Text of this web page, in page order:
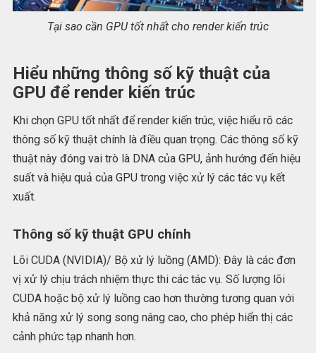
Tại sao cần GPU tốt nhất cho render kiến trúc
Hiểu những thông số kỹ thuật của
GPU để render kiến trúc
Khi chọn GPU tốt nhất để render kiến trúc, việc hiểu rõ các
thông số kỹ thuật chính là điều quan trọng. Các thông số kỹ
thuật này đóng vai trò là DNA của GPU, ảnh hướng đến hiệu
suất và hiệu quả của GPU trong việc xử lý các tác vụ kết
xuất.
Thông số kỹ thuật GPU chính
Lõi CUDA (NVIDIA)/ Bộ xử lý luồng (AMD): Đây là các đơn
vị xử lý chịu trách nhiệm thực thi các tác vụ. Số lượng lõi
CUDA hoặc bộ xử lý luồng cao hơn thường tương quan với
khả năng xử lý song song nâng cao, cho phép hiển thị các
cảnh phức tạp nhanh hơn.